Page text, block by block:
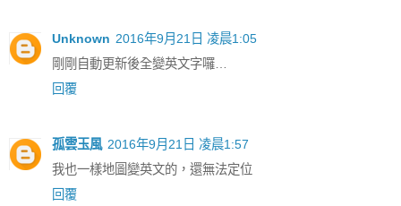
Unknown 2016年9月21日 凌晨1:05
剛剛自動更新後全變英文字囉…
回覆
孤雲玉風 2016年9月21日 凌晨1:57
我也一樣地圖變英文的，還無法定位
回覆